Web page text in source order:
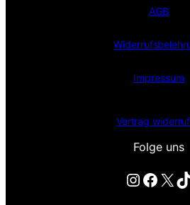
AGB
Impressum
Vertrag
Folge uns
Instagram Facebook X TikTok